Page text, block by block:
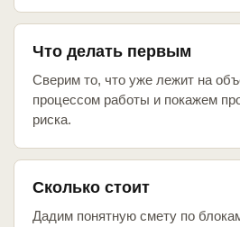
Что делать первым
Сверим то, что уже лежит на
процессом работы и покажем
риска.
Сколько стоит
Дадим понятную смету по